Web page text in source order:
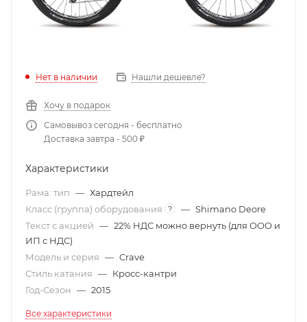
Нет в наличии Нашли дешевле?
Хочу в подарок
Самовывоз сегодня - бесплатно
Доставка завтра - 500 ₽
Характеристики
Рама: тип — Хардтейл
Класс (группа) оборудования
? — Shimano Deore
Текст с акцией — 22% НДС можно вернуть (для ООО и
ИП с НДС)
Модель и серия — Crave
Стиль катания — Кросс-кантри
Год-Сезон — 2015
Все характеристики